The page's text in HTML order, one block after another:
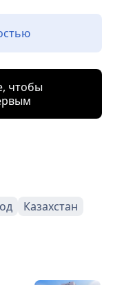
чтобы
Казахстан